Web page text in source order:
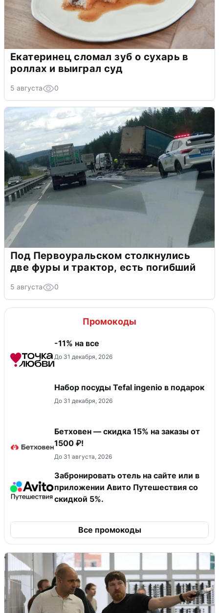
Екатеринец сломал зуб о сухарь в
роллах и выиграл суд
5 августа 0
Под Первоуральском столкнулись
две фуры и трактор, есть погибший
5 августа 0
Промокоды
-11% на все
До 31 декабря, 2026
Набор посуды Tefal ingenio в подарок
До 31 декабря, 2026
Бетховен — скидка 15% на заказы от
1500 ₽!
До 31 августа, 2026
Забронировать отель на сайте или в
приложении Авито Путешествия со
скидкой 5%.
Все промокоды